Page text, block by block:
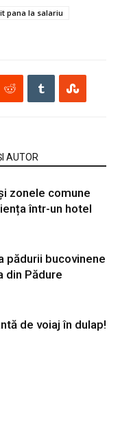
pana la salariu
AUTOR
zonele comune
într-un hotel
pădurii bucovinene
din Pădure
de voiaj în dulap!